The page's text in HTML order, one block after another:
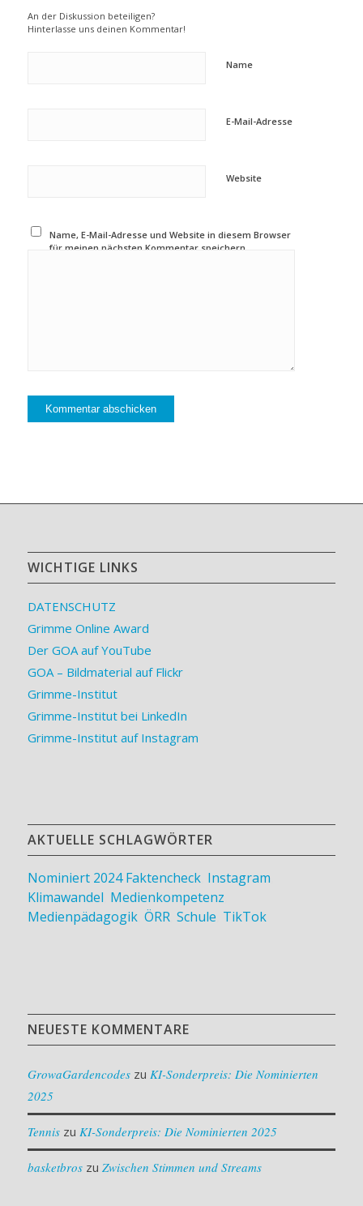
An der Diskussion beteiligen?
Hinterlasse uns deinen Kommentar!
Name
E-Mail-Adresse
Website
Name, E-Mail-Adresse und Website in diesem Browser
für meinen nächsten Kommentar speichern.
WICHTIGE LINKS
DATENSCHUTZ
Grimme Online Award
Der GOA auf YouTube
GOA – Bildmaterial auf Flickr
Grimme-Institut
Grimme-Institut bei LinkedIn
Grimme-Institut auf Instagram
AKTUELLE SCHLAGWÖRTER
Nominiert 2024 Faktencheck, Instagram
Klimawandel Medienkompetenz
Medienpädagogik, ÖRR, Schule TikTok
NEUESTE KOMMENTARE
GrowaGardencodeszu KI-Sonderpreis: Die Nominierten
2025
Tenniszu KI-Sonderpreis: Die Nominierten 2025
basketbroszu Zwischen Stimmen und Streams